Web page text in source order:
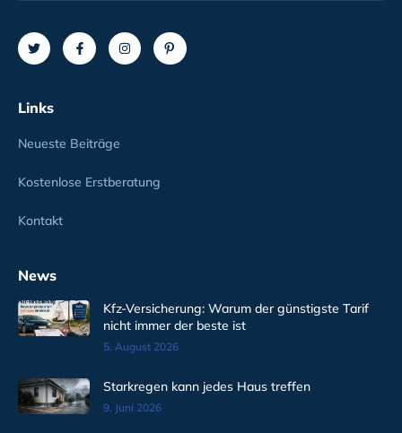
Links
Neueste Beiträge
Kostenlose Erstberatung
Kontakt
News
Kfz-Versicherung: Warum der günstigste Tarif
nicht immer der beste ist
5. August 2026
Starkregen kann jedes Haus treffen
9. Juni 2026